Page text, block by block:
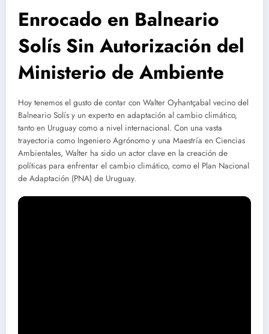
Enrocado en Balneario
Solís Sin Autorización del
Ministerio de Ambiente
Hoy tenemos el gusto de contar con Walter Oyhantçabal vecino del
Balneario Solís y un experto en adaptación al cambio climático,
tanto en Uruguay como a nivel internacional. Con una vasta
trayectoria como Ingeniero Agrónomo y una Maestría en Ciencias
Ambientales, Walter ha sido un actor clave en la creación de
políticas para enfrentar el cambio climático, como el Plan Nacional
de Adaptación (PNA) de Uruguay.